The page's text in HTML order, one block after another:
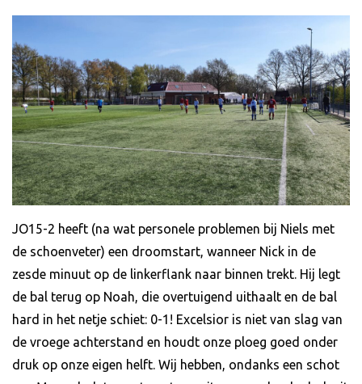
JO15-2 heeft (na wat personele problemen bij Niels met
de schoenveter) een droomstart, wanneer Nick in de
zesde minuut op de linkerflank naar binnen trekt. Hij legt
de bal terug op Noah, die overtuigend uithaalt en de bal
hard in het netje schiet: 0-1! Excelsior is niet van slag van
de vroege achterstand en houdt onze ploeg goed onder
druk op onze eigen helft. Wij hebben, ondanks een schot